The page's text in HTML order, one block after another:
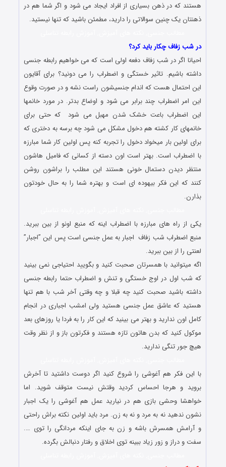
هستند که در ذهن بسیاری از افراد ایجاد می شود و اگر شما هم در
ذهنتان یک چنین سوالاتی را دارید، مطمئن باشید که تنها نیستید.
در شب زفاف چکار باید کرد؟
احیانا اگر در شب زفاف دفعه اولی است که می خواهیم رابطه جنسی
داشته باشیم. تاثیر خستگی و اضطراب را می دونید؟ برای آقایون
این احتمال هست که اندام جنسیشون راست نشه و در صورت وقوع
این امر اضطراب چند برابر می شود و اوضاع بدتر. در مورد خانمها
این اضطراب باعت خشک شدن مهبل می شود که حتی برای
خانمهای کار کشته هم دخول مشکل می شود چه برسه به دختری که
برای اولین بار میخواد دخول را تجربه کنه پس اولین کار شما مبارزه
با اضطراب است. بهتر است اون دسته از کسانی که فامیل هاشون
منتظر دیدن دستمال خونی هستند این مطلب را براشون روشن
کنند که این فکر بیهوده ای است و بهتره شما را به حال خودتون
بذارن.
یکی از راه های مبارزه با اضطراب اینه که منبع اونو از بین ببرید.
منبع اضطراب شب زفاف اجبار به عمل جنسی است پس این ”اجبار”
لعنتی را از بین ببرید.
اگه میتوانید با همسرتان صحبت کنید و بگویید احتیاجی نمی بینید
که شب اول در اوج خستگی و تنش و اضطراب حتما رابطه جنسی
داشته باشید صحبت کنید چه قبلا و چه وقتی آخر شب با هم تنها
هستید که عاشق عمل جنسی هستید ولی امشب اجباری در انجام
کامل اون ندارید و بهتر می بینید که این کار را به فردا یا روزهای بعد
موکول کنید که بدن هاتون تازه هستند و فکرتون باز و از نظر وقت
هیچ جور تنگی ندارید.
با این فکر هم آغوشی را شروع کنید اگر دوست داشتید تا آخرش
بروید و هرجا احساس کردید وقتش نیست متوقف شوید. اما
خواهشا وحشی بازی هم در نیارید عمل هم آغوشی را یک اجبار
نشون ندهید نه به مرد و نه به زن. مرد باید اولین نکته براش راحتی
و آرامش همسرش باشه و زن به جای اینکه مردانگی را توی ….
سفت و دراز و زور زیاد ببینه توی اخلاق و رفتار دنبالش بگرده.